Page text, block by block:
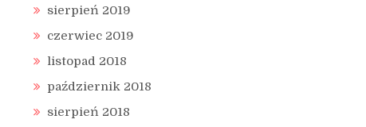
sierpień 2019
czerwiec 2019
listopad 2018
październik 2018
sierpień 2018